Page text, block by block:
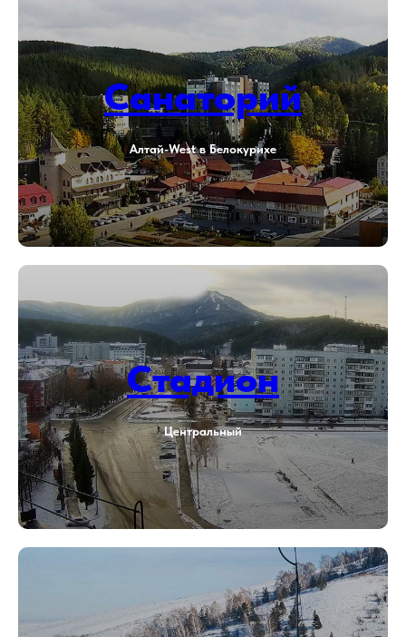
Санаторий
Алтай-West в Белокурихе
Стадион
Центральный